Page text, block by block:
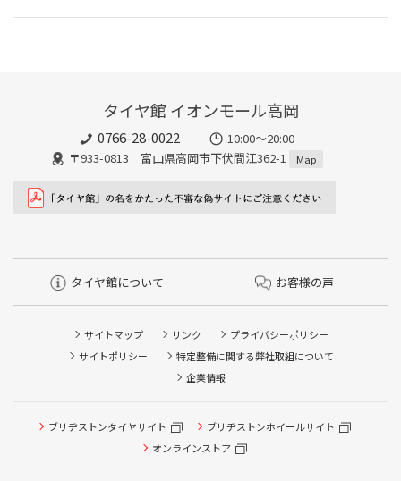
タイヤ館 イオンモール高岡
0766-28-0022
10:00～20:00
〒933-0813 富山県高岡市下伏間江362-1
Map
タイヤ館について お客様の声
サイトマップ リンク
プライバシーポリシー
サイトポリシー
特定整備に関する弊社取組について
企業情報
ブリヂストンタイヤサイト
ブリヂストンホイールサイト
オンラインストア